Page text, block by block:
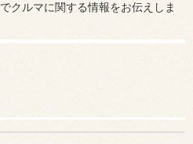
クルマに関する情報をお伝えしま